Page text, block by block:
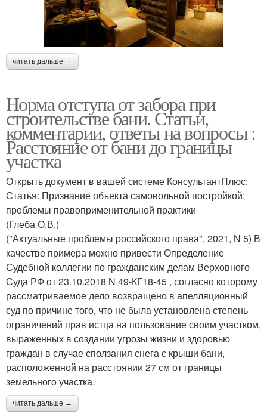
читать дальше →
Норма отступа от забора при
строительстве бани. Статьи,
комментарии, ответы на вопросы :
Расстояние от бани до границы
участка
Открыть документ в вашей системе КонсультантПлюс:
Статья: Признание объекта самовольной постройкой:
проблемы правоприменительной практики
(Глеба О.В.)
("Актуальные проблемы российского права", 2021, N 5) В
качестве примера можно привести Определение
Судебной коллегии по гражданским делам Верховного
Суда РФ от 23.10.2018 N 49-КГ18-45 , согласно которому
рассматриваемое дело возвращено в апелляционный
суд по причине того, что не была установлена степень
ограничений прав истца на пользование своим участком,
выраженных в создании угрозы жизни и здоровью
граждан в случае сползания снега с крыши бани,
расположенной на расстоянии 27 см от границы
земельного участка.
читать дальше →